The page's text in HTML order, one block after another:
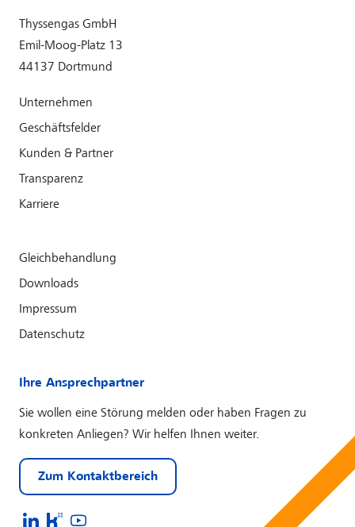
Thyssengas GmbH
Emil-Moog-Platz 13
44137 Dortmund
Unternehmen
Geschäftsfelder
Kunden & Partner
Transparenz
Karriere
Gleichbehandlung
Downloads
Impressum
Datenschutz
Ihre Ansprechpartner
Sie wollen eine Störung melden oder haben Fragen zu
konkreten Anliegen? Wir helfen Ihnen weiter.
Zum Kontaktbereich